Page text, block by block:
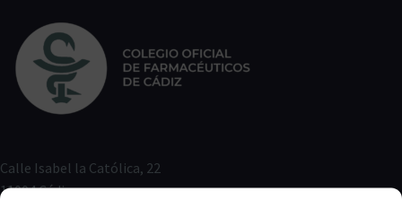
Calle Isabel la Católica, 22
11004 Cádiz